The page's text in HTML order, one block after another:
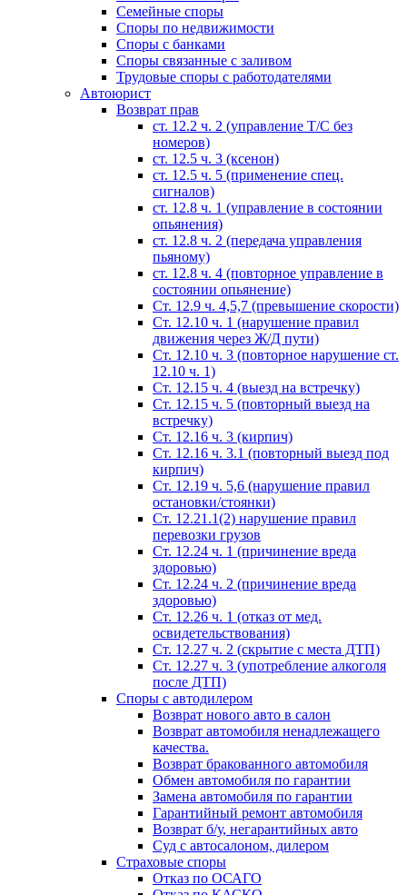
Семейные споры
Cпоры по недвижимости
Споры с банками
Споры связанные с заливом
Трудовые споры с работодателями
Автоюрист
Возврат прав
ст. 12.2 ч. 2 (управление Т/С без
номеров)
ст. 12.5 ч. 3 (ксенон)
ст. 12.5 ч. 5 (применение спец.
сигналов)
cт. 12.8 ч. 1 (управление в состоянии
опьянения)
ст. 12.8 ч. 2 (передача управления
пьяному)
ст. 12.8 ч. 4 (повторное управление в
состоянии опьянение)
Ст. 12.9 ч. 4,5,7 (превышение скорости)
Ст. 12.10 ч. 1 (нарушение правил
движения через Ж/Д пути)
Ст. 12.10 ч. 3 (повторное нарушение ст.
12.10 ч. 1)
Ст. 12.15 ч. 4 (выезд на встречку)
Ст. 12.15 ч. 5 (повторный выезд на
встречку)
Ст. 12.16 ч. 3 (кирпич)
Ст. 12.16 ч. 3.1 (повторный выезд под
кирпич)
Ст. 12.19 ч. 5,6 (нарушение правил
остановки/стоянки)
Ст. 12.21.1(2) нарушение правил
перевозки грузов
Ст. 12.24 ч. 1 (причинение вреда
здоровью)
Ст. 12.24 ч. 2 (причинение вреда
здоровью)
Ст. 12.26 ч. 1 (отказ от мед.
освидетельствования)
Ст. 12.27 ч. 2 (скрытие с места ДТП)
Ст. 12.27 ч. 3 (употребление алкоголя
после ДТП)
Споры с автодилером
Возврат нового авто в салон
Возврат автомобиля ненадлежащего
качества.
Возврат бракованного автомобиля
Обмен автомобиля по гарантии
Замена автомобиля по гарантии
Гарантийный ремонт автомобиля
Возврат б/у, негарантийных авто
Суд с автосалоном, дилером
Страховые споры
Отказ по ОСАГО